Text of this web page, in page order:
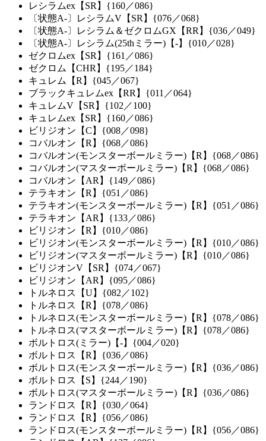
レシラムex【SR】{160／086}
〔状態A-〕レシラムV【SR】{076／068}
〔状態A-〕レシラム＆ゼクロムGX【RR】{036／049}
〔状態A-〕レシラム(25thミラー)【-】{010／028}
ゼクロムex【SR】{161／086}
ゼクロム【CHR】{195／184}
キュレム【R】{045／067}
ブラックキュレムex【RR】{011／064}
キュレムV【SR】{102／100}
キュレムex【SR】{160／086}
ビリジオン【C】{008／098}
コバルオン【R】{068／086}
コバルオン(モンスターボールミラー)【R】{068／086}
コバルオン(マスターボールミラー)【R】{068／086}
コバルオン【AR】{149／086}
テラキオン【R】{051／086}
テラキオン(モンスターボールミラー)【R】{051／086}
テラキオン【AR】{133／086}
ビリジオン【R】{010／086}
ビリジオン(モンスターボールミラー)【R】{010／086}
ビリジオン(マスターボールミラー)【R】{010／086}
ビリジオンV【SR】{074／067}
ビリジオン【AR】{095／086}
トルネロス【U】{082／102}
トルネロス【R】{078／086}
トルネロス(モンスターボールミラー)【R】{078／086}
トルネロス(マスターボールミラー)【R】{078／086}
ボルトロス(ミラー)【-】{004／020}
ボルトロス【R】{036／086}
ボルトロス(モンスターボールミラー)【R】{036／086}
ボルトロス【S】{244／190}
ボルトロス(マスターボールミラー)【R】{036／086}
ランドロス【R】{030／064}
ランドロス【R】{056／086}
ランドロス(モンスターボールミラー)【R】{056／086}